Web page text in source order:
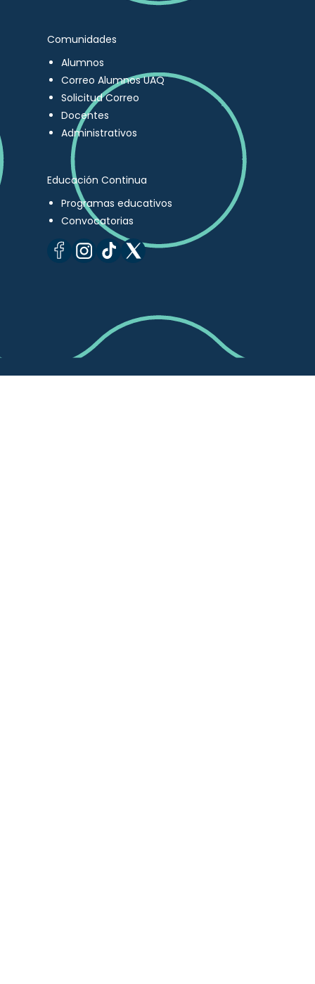
Comunidades
Alumnos
Correo Alumnos UAQ
Solicitud Correo
Docentes
Administrativos
Educación Continua
Programas educativos
Convocatorias